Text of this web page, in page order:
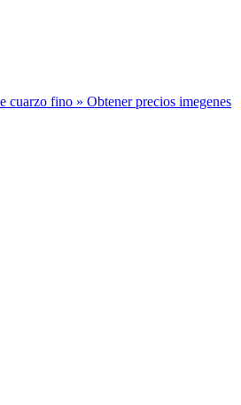
fino » Obtener precios imegenes